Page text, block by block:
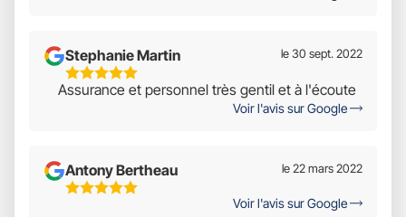
Stephanie Martin
5
Étoiles
le 30 sept. 2022
Assurance et personnel très gentil et à l'écoute
Voir l'avis sur Google
Antony Bertheau
5
le 22 mars 2022
Voir l'avis sur Google